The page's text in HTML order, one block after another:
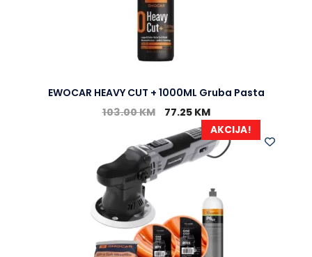
EWOCAR HEAVY CUT + 1000ML Gruba Pasta
103.00KM 77.25 KM
AKCIJA!